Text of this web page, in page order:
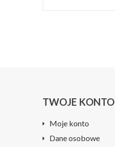
TWOJE KONTO
Moje konto
Dane osobowe